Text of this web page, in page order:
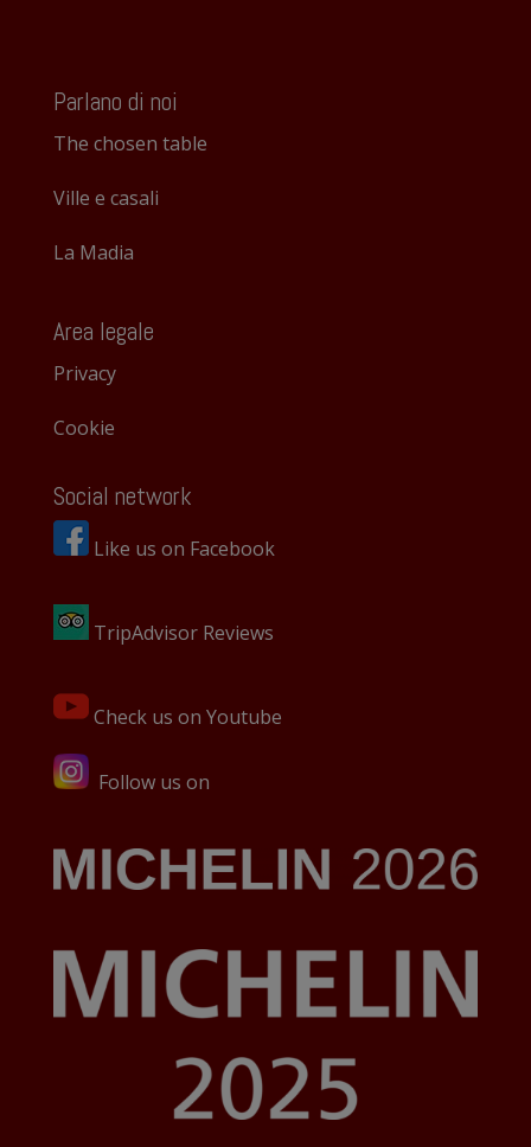
Parlano di noi
The chosen table
Ville e casali
La Madia
Area legale
Privacy
Cookie
Social network
Like us on Facebook
TripAdvisor Reviews
Check us on Youtube
Follow us on